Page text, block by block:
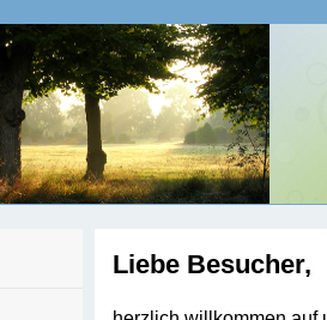
Liebe Besucher,